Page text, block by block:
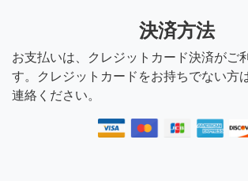
決済方法
お支払いは、クレジットカード決済がご
す。クレジットカードをお持ちでない方
連絡ください。